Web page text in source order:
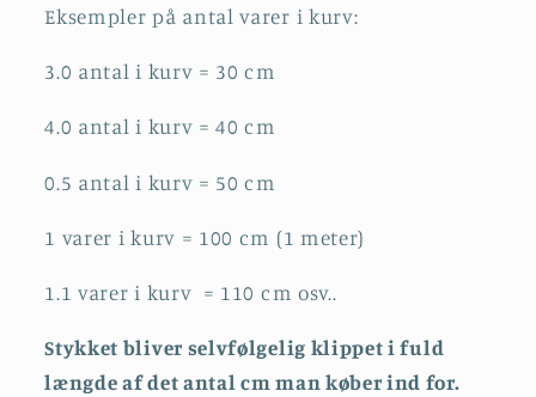
Eksempler på antal varer i kurv:
3.0 antal i kurv = 30 cm
4.0 antal i kurv = 40 cm
0.5 antal i kurv = 50 cm
1 varer i kurv = 100 cm (1 meter)
1.1 varer i kurv = 110 cm osv..
Stykket bliver selvfølgelig klippet i fuld
længde af det antal cm man køber ind for.